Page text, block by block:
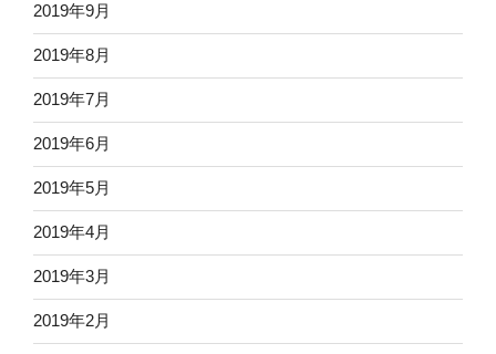
2019年9月
2019年8月
2019年7月
2019年6月
2019年5月
2019年4月
2019年3月
2019年2月